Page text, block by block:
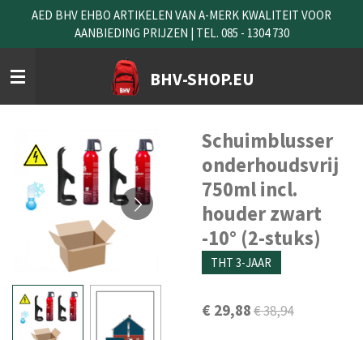
naar
de
hoofdinhoud
BHV-SHOP.EU
AED BHV EHBO ARTIKELEN VAN A-MERK KWALITEIT VOOR
AANBIEDING PRIJZEN | TEL. 085 - 1304 730
Schuimblusser
onderhoudsvrij
750ml incl.
houder zwart
-10° (2-stuks)
THT 3-JAAR
€ 29,88€ 38,94